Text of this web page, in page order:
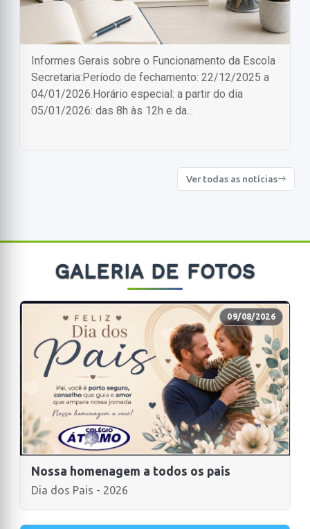
Informes Gerais sobre o Funcionamento da Escola
Secretaria:Período de fechamento: 22/12/2025 a
04/01/2026.Horário especial: a partir do dia
05/01/2026: das 8h às 12h e da...
Ver todas as notícias
GALERIA DE FOTOS
09/08/2026
Nossa homenagem a todos os pais
Dia dos Pais - 2026